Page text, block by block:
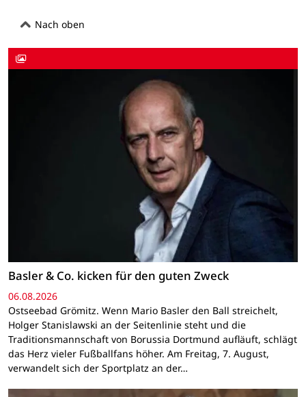
Nach oben
Basler & Co. kicken für den guten Zweck
06.08.2026
Ostseebad Grömitz. Wenn Mario Basler den Ball streichelt,
Holger Stanislawski an der Seitenlinie steht und die
Traditionsmannschaft von Borussia Dortmund aufläuft, schlägt
das Herz vieler Fußballfans höher. Am Freitag, 7. August,
verwandelt sich der Sportplatz an der…